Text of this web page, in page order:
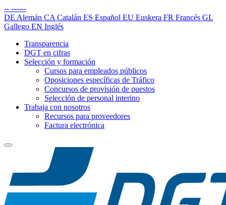
-- ------
DE Alemán CA Catalán ES Español EU Euskera FR Francés GL
Gallego EN Inglés
Transparencia
DGT en cifras
Selección y formación
Cursos para empleados públicos
Oposiciones específicas de Tráfico
Concursos de provisión de puestos
Selección de personal interino
Trabaja con nosotros
Recursos para proveedores
Factura electrónica